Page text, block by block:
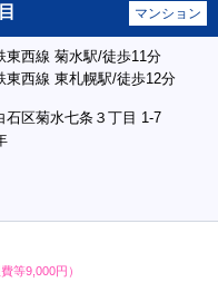
マンション
東西線 菊水駅/徒歩11分
東西線 東札幌駅/徒歩12分
石区菊水七条３丁目 1-7
費等9,000円）